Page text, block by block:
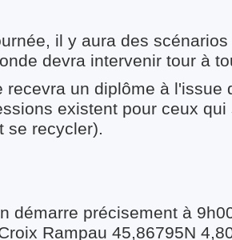
il y aura des
devra intervenir tour à
recevra un diplôme à l'issue
existent pour ceux qui
se recycler).
démarre précisement à
Rampau 45,86795N